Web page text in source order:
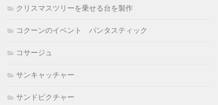
クリスマスツリーを乗せる台を製作
コクーンのイベント パンタスティック
コサージュ
サンキャッチャー
サンドピクチャー